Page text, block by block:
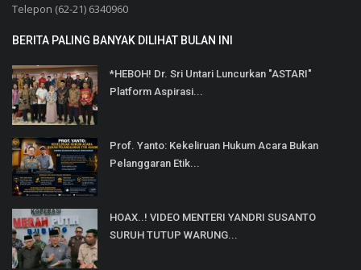
Telepon (62-21) 6340960
BERITA PALING BANYAK DILIHAT BULAN INI
*HEBOH! Dr. Sri Untari Luncurkan "ASTARI"
Platform Aspirasi...
Prof. Yanto: Kekeliruan Hukum Acara Bukan
Pelanggaran Etik...
HOAX..! VIDEO MENTERI YANDRI SUSANTO
SURUH TUTUP WARUNG...